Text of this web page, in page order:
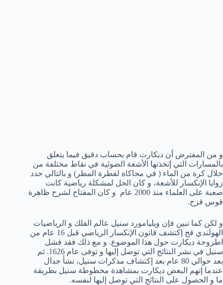
و من المفترض أن ديكارت قام بحساب دقيق فيما يتعلق
بالمسارات التي إتخذتها الأشعة الضوئية في نقاط مختلفة من
خلال كرة من الماء ( في محاكاة لقطرة المطر) و بالتالي حدد
زوايا الإنكسار للأشعة، و كان الحل لمشكلة رياضية كانت
صعبة على العلماء منذ 2000 عام و كان المفتاح لشرح ظاهرة
قوس قزح.
و لكن كما تبين فإن ويليامورد سنيل عالم الفلك و الرياضيات
الهولندي قج إكتشف قانون الإنكسار الرياضي قبل 16 عام من
اطروحة ديكارت حول هذا الموضوع. و مع ذلك فقد فشل
سنيل في نشر النتائج التي توصل إليها و توفى عام 1626. ثم
بعد حوالي 80 عام بعد إكتشاف مذكرات سنيل، نشأ جدال
عندما إتهم البعض ديكارت بمشاهدة مخطوطة سنيل بطريقة
ما و الحصول على النتائج التي توصل إليها لنفسه.